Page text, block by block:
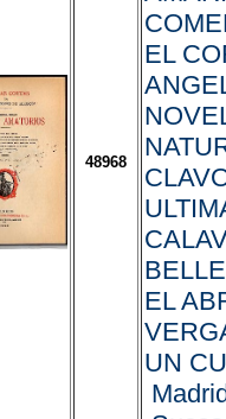
48968
EL
EL
UN